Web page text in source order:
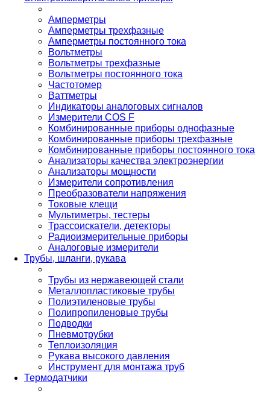
Амперметры
Амперметры трехфазные
Амперметры постоянного тока
Вольтметры
Вольтметры трехфазные
Вольтметры постоянного тока
Частотомер
Ваттметры
Индикаторы аналоговых сигналов
Измерители COS F
Комбинированные приборы однофазные
Комбинированные приборы трехфазные
Комбинированные приборы постоянного тока
Анализаторы качества электроэнергии
Анализаторы мощности
Измерители сопротивления
Преобразователи напряжения
Токовые клещи
Мультиметры, тестеры
Трассоискатели, детекторы
Радиоизмерительные приборы
Аналоговые измерители
Трубы, шланги, рукава
Трубы из нержавеющей стали
Металлопластиковые трубы
Полиэтиленовые трубы
Полипропиленовые трубы
Подводки
Пневмотрубки
Теплоизоляция
Рукава высокого давления
Инструмент для монтажа труб
Термодатчики